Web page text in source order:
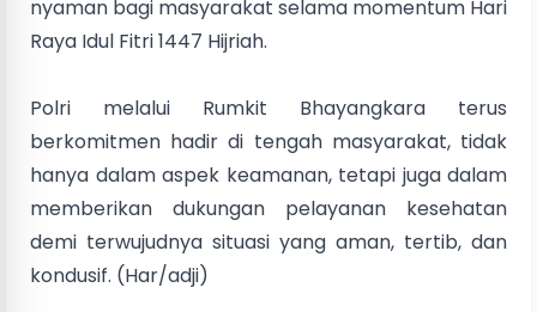
nyaman bagi masyarakat selama momentum Hari
Raya Idul Fitri 1447 Hijriah.
Polri melalui Rumkit Bhayangkara terus
berkomitmen hadir di tengah masyarakat, tidak
hanya dalam aspek keamanan, tetapi juga dalam
memberikan dukungan pelayanan kesehatan
demi terwujudnya situasi yang aman, tertib, dan
kondusif. (Har/adji)